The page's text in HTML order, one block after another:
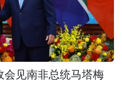
见南非总统马塔梅